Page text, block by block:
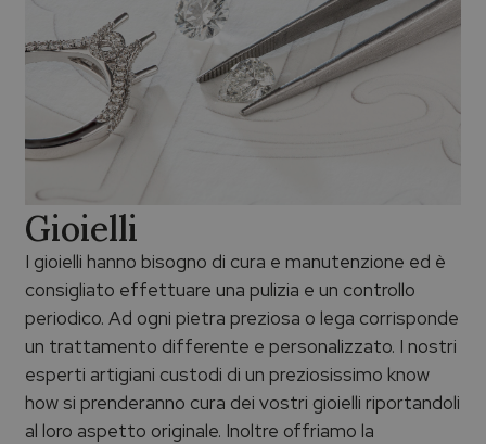
Gioielli
I gioielli hanno bisogno di cura e manutenzione ed è
consigliato effettuare una pulizia e un controllo
periodico. Ad ogni pietra preziosa o lega corrisponde
un trattamento differente e personalizzato. I nostri
esperti artigiani custodi di un preziosissimo know
how si prenderanno cura dei vostri gioielli riportandoli
al loro aspetto originale. Inoltre offriamo la